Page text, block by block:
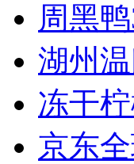
周黑
湖州
冻干
京东